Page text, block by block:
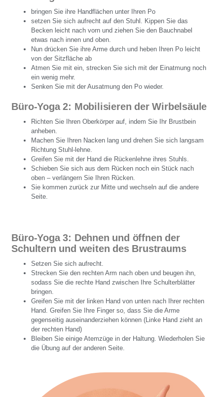
bringen Sie ihre Handflächen unter Ihren Po
setzen Sie sich aufrecht auf den Stuhl. Kippen Sie das
Becken leicht nach vorn und ziehen Sie den Bauchnabel
etwas nach innen und oben.
Nun drücken Sie ihre Arme durch und heben Ihren Po leicht
von der Sitzfläche ab
Atmen Sie mit ein, strecken Sie sich mit der Einatmung noch
ein wenig mehr.
Senken Sie mit der Ausatmung den Po wieder.
Büro-Yoga 2: Mobilisieren der Wirbelsäule
Richten Sie Ihren Oberkörper auf, indem Sie Ihr Brustbein
anheben.
Machen Sie Ihren Nacken lang und drehen Sie sich langsam
Richtung Stuhl-lehne.
Greifen Sie mit der Hand die Rückenlehne ihres Stuhls.
Schieben Sie sich aus dem Rücken noch ein Stück nach
oben – verlängern Sie Ihren Rücken.
Sie kommen zurück zur Mitte und wechseln auf die andere
Seite.
Büro-Yoga 3: Dehnen und öffnen der
Schultern und weiten des Brustraums
Setzen Sie sich aufrecht.
Strecken Sie den rechten Arm nach oben und beugen ihn,
sodass Sie die rechte Hand zwischen Ihre Schulterblätter
bringen.
Greifen Sie mit der linken Hand von unten nach Ihrer rechten
Hand. Greifen Sie Ihre Finger so, dass Sie die Arme
gegenseitig auseinanderziehen können (Linke Hand zieht an
der rechten Hand)
Bleiben Sie einige Atemzüge in der Haltung. Wiederholen Sie
die Übung auf der anderen Seite.